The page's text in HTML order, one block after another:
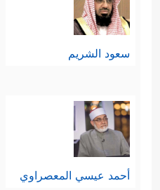
سعود الشريم
أحمد عيسي المعصراوي